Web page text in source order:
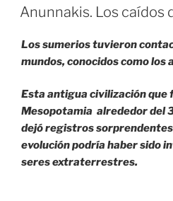
EL
Anunnakis. Los caídos
Los sumerios tuvieron
mundos, conocidos como los
Esta antigua civilización que
Mesopotamia alrededor del
dejó registros
evolución podría haber sido
seres extraterrestres.